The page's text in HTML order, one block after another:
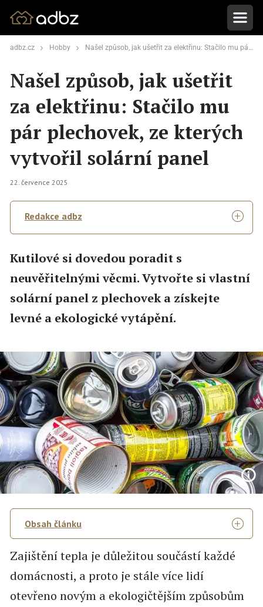
adbz.cz Hobby Našel způsob, jak ušetřit za elektřinu: Stačilo mu pár plechovek, ze kterých vytvořil solární panel
Našel způsob, jak ušetřit
za elektřinu: Stačilo mu
pár plechovek, ze kterých
vytvořil solární panel
22. července 2025
Redakce adbz
Kutilové si dovedou poradit s
neuvěřitelnými věcmi. Vytvořte si vlastní
solární panel z plechovek a získejte
levné a ekologické vytápění.
Obsah článku
Zajištění tepla je důležitou součástí každé
domácnosti, a proto je stále více lidí
otevřeno novým a ekologičtějším způsobům